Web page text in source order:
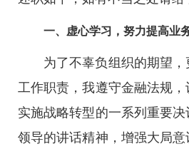
一、虚心学习，努力提高业
为了不辜负组织的期望
工作职责，我遵守金融法规
实施战略转型的一系列重要
领导的讲话精神，增强大局